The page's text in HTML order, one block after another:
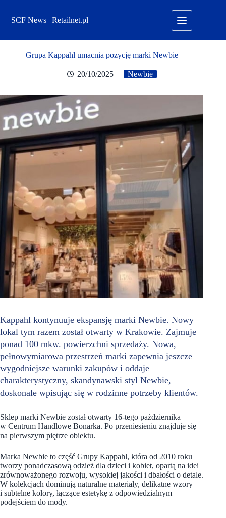
treściSCF News | Retailnet.pl
Grupa Kappahl umacnia pozycję marki Newbie
20/10/2025 Newbie
Kappahl kontynuuje ekspansję marki Newbie. Nowy
lokal tym razem został otwarty w Krakowie. Zajmuje
ponad 100 mkw. powierzchni sprzedaży. Nowa,
pełnowymiarowa przestrzeń marki zapewnia jeszcze
wygodniejsze warunki zakupów i oddaje
charakterystyczny, skandynawski styl Newbie,
doskonale wpisując się w rodzinne potrzeby klientów.
Sklep marki Newbie został otwarty 16-tego października
w Centrum Handlowe Bonarka. Po przeniesieniu znajduje się
na pierwszym piętrze obiektu.
Marka Newbie to część Grupy Kappahl, która od 2010 roku
tworzy ponadczasową odzież dla dzieci i kobiet, opartą na idei
zrównoważonego rozwoju, wysokiej jakości i dbałości o detale.
W kolekcjach dominują naturalne materiały, delikatne wzory
i subtelne kolory, łączące estetykę z odpowiedzialnym
podejściem do mody.